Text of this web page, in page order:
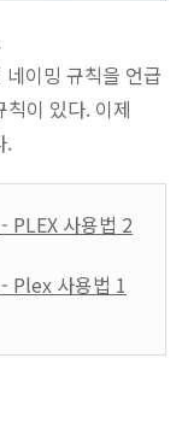
이밍 규칙을 언급
칙이 있다. 이제
.
사용법 2
Plex 사용법 1